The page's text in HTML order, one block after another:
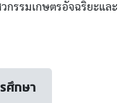
กรรมเกษตรอัจฉริยะและ
ศึกษา